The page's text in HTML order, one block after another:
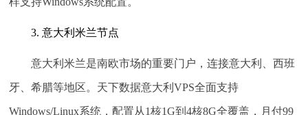
3. 意大利米兰节点
意大利米兰是南欧市场的重要门户，连接意大利、西班
牙、希腊等地区。天下数据意大利VPS全面支持
Windows/Linux系统，配置从1核1G到4核8G全覆盖，月付99